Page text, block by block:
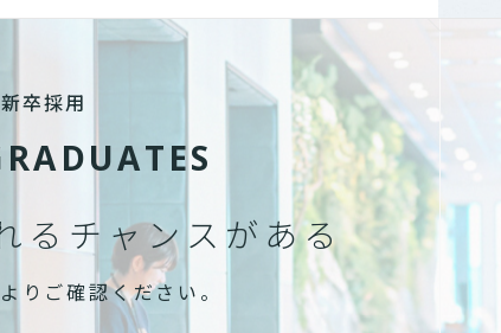
新卒採用
る チャンスがある
りご確認ください。